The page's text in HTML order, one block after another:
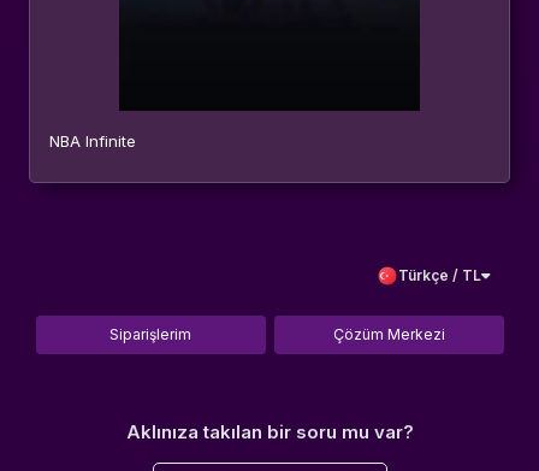
NBA Infinite
Türkçe / TL
Siparişlerim Çözüm Merkezi
Aklınıza takılan bir soru mu var?